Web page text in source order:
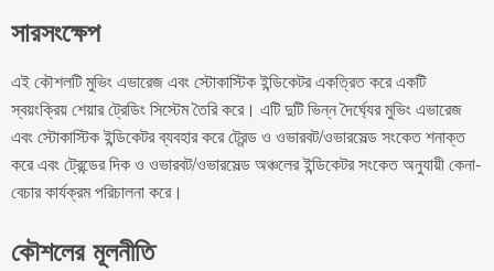
সারসংক্ষেপ
এই কৌশলটি মুভিং এভারেজ এবং স্টোকাস্টিক ইন্ডিকেটর একত্রিত করে একটি
স্বয়ংক্রিয় শেয়ার ট্রেডিং সিস্টেম তৈরি করে। এটি দুটি ভিন্ন দৈর্ঘ্যের মুভিং এভারেজ
এবং স্টোকাস্টিক ইন্ডিকেটর ব্যবহার করে ট্রেন্ড ও ওভারবট/ওভারসেল্ড সংকেত শনাক্ত
করে এবং ট্রেন্ডের দিক ও ওভারবট/ওভারসেল্ড অঞ্চলের ইন্ডিকেটর সংকেত অনুযায়ী কেনা-
বেচার কার্যক্রম পরিচালনা করে।
কৌশলের মূলনীতি